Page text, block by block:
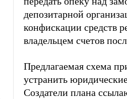
депозитарной
конфискации средств
владельцем счетов
Предлагаемая схема
устранить
Создатели плана